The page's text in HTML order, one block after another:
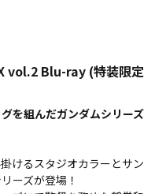
vol.2 Blu-ray (特装限定
を組んだガンダムシリーズ
けるスタジオカラーとサン
ーズが登場！